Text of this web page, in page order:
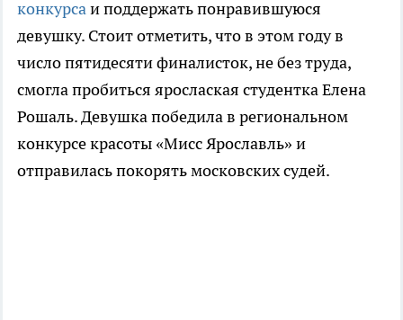
конкурсаи поддержать понравившуюся
девушку. Стоит отметить, что в этом году в
число пятидесяти финалисток, не без труда,
смогла пробиться ярослаская студентка Елена
Рошаль. Девушка победила в региональном
конкурсе красоты «Мисс Ярославль» и
отправилась покорять московских судей.